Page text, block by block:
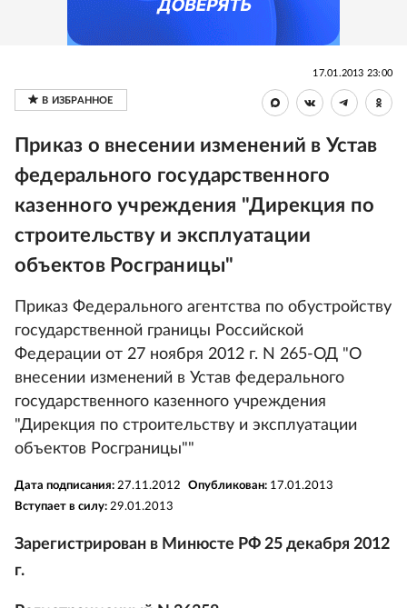
17.01.2013 23:00
Приказ о внесении изменений в Устав
федерального государственного
казенного учреждения "Дирекция по
строительству и эксплуатации
объектов Росграницы"
Приказ Федерального агентства по обустройству
государственной границы Российской
Федерации от 27 ноября 2012 г. N 265-ОД "О
внесении изменений в Устав федерального
государственного казенного учреждения
"Дирекция по строительству и эксплуатации
объектов Росграницы""
Дата подписания: 27.11.2012 Опубликован: 17.01.2013
Вступает в силу: 29.01.2013
Зарегистрирован в Минюсте РФ 25 декабря 2012
г.